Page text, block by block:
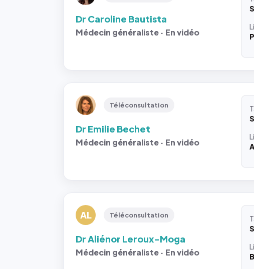
Dr Caroline Bautista
Médecin généraliste · En vidéo
Téléconsultation
Dr Emilie Bechet
Médecin généraliste · En vidéo
AL Téléconsultation
Dr Aliénor Leroux-Moga
Médecin généraliste · En vidéo